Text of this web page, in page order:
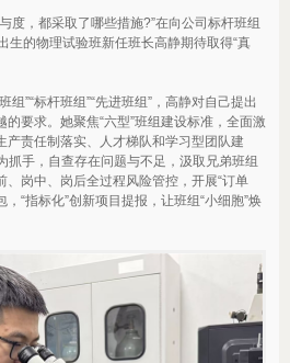
，都采取了哪些措施?”在向公司标杆班组
生的物理试验班新任班长高静期待取得“真
”“标杆班组”“先进班组”，高静对自己提出
要求。她聚焦“六型”班组建设标准，全面激
产责任制落实、人才梯队和学习型团队建
抓手，自查存在问题与不足，汲取兄弟班组
岗中、岗后全过程风险管控，开展“订单
，“指标化”创新项目提报，让班组“小细胞”焕